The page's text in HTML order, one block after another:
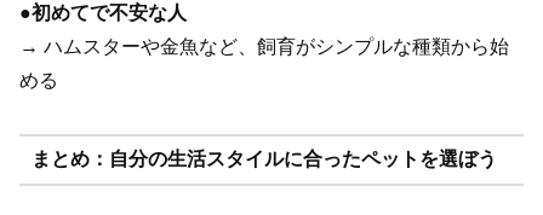
●初めてで不安な人
→ ハムスターや金魚など、飼育がシンプルな種類から始
める
まとめ：自分の生活スタイルに合ったペットを選ぼう